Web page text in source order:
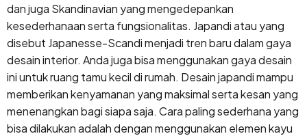
dan juga Skandinavian yang mengedepankan
kesederhanaan serta fungsionalitas. Japandi atau yang
disebut Japanesse-Scandi menjadi tren baru dalam gaya
desain interior. Anda juga bisa menggunakan gaya desain
ini untuk ruang tamu kecil di rumah. Desain japandi mampu
memberikan kenyamanan yang maksimal serta kesan yang
menenangkan bagi siapa saja. Cara paling sederhana yang
bisa dilakukan adalah dengan menggunakan elemen kayu